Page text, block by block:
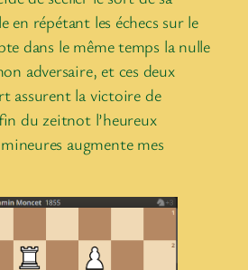
en répétant les échecs sur le
dans le même temps la nulle
adversaire, et ces deux
assurent la victoire de
du zeitnot l’heureux
augmente mes